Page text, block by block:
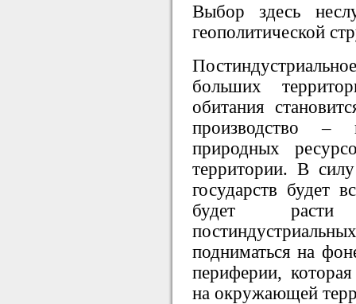
Выбор здесь
геополитической
больших
обитания
производство
природных
территории. В
государств будет
будет расти
подниматься на
периферии,
на окружающей